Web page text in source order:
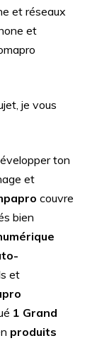
et réseaux
et
je vous
ton
et
couvre
bien
et
1 Grand
produits